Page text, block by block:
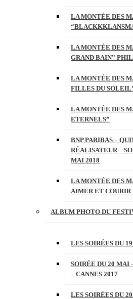
LA MONTÉE DES
LA MONTÉE DES
GRAND BAIN”
LA MONTÉE DES
FILLES DU
LA MONTÉE DES
ETERNELS”
BNP PARIBAS –
RÉALISATEUR –
MAI 2018
LA MONTÉE DES
AIMER ET COURIR
ALBUM PHOTO DU
LES SOIRÉES DU
SOIRÉE DU 20 MAI
– CANNES 2017
LES SOIRÉES DU